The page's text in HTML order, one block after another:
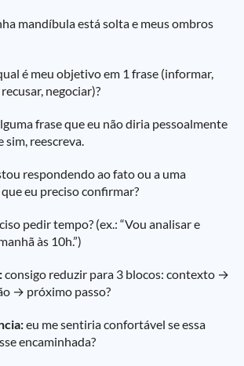
mandíbula está solta e meus ombros
é meu objetivo em 1 frase (informar,
negociar)?
frase que eu não diria pessoalmente
sim, reescreva.
respondendo ao fato ou a uma
eu preciso confirmar?
pedir tempo? (ex.: “Vou analisar e
às 10h.”)
consigo reduzir para 3 blocos: contexto →
→ próximo passo?
eu me sentiria confortável se essa
encaminhada?